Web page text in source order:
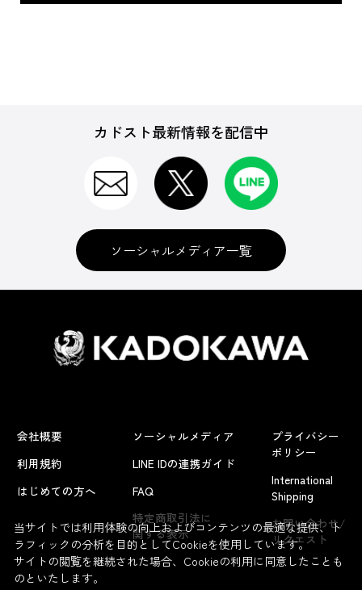
カドスト最新情報を配信中
ソーシャルメディア一覧
会社概要
利用規約
はじめての方へ
ソーシャルメディア
LINE IDの連携ガイド
FAQ
特定商取引法に
関する表示
プライバシー
ポリシー
International
Shipping
お問い合わせ/
リクエスト
当サイトでは利用体験の向上およびコンテンツの最適な提供、ト
ラフィックの分析を目的としてCookieを使用しています。
サイトの閲覧を継続された場合、Cookieの利用に同意したことも
のといたします。